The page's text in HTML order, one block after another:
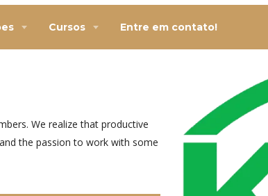
Cursos Entre em contato!
We realize that productive
the passion to work with some